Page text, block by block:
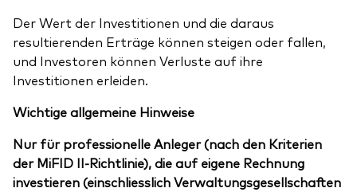
Der Wert der Investitionen und die daraus
resultierenden Erträge können steigen oder fallen,
und Investoren können Verluste auf ihre
Investitionen erleiden.
Wichtige allgemeine Hinweise
Nur für professionelle Anleger (nach den Kriterien
der MiFID II-Richtlinie), die auf eigene Rechnung
investieren (einschliesslich Verwaltungsgesellschaften